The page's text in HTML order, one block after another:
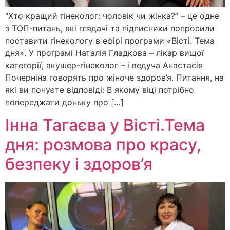
“Хто кращий гінеколог: чоловік чи жінка?” – це одне
з ТОП-питань, які глядачі та підписники попросили
поставити гінекологу в ефірі програми «Вісті. Тема
дня». У програмі Наталія Гладкова – лікар вищої
категорії, акушер-гінеколог – і ведуча Анастасія
Почерніна говорять про жіноче здоров’я. Питання, на
які ви почуєте відповіді: В якому віці потрібно
попереджати доньку про […]
Інна Тагаєва у Вісті.Тема
дня: розмова про красу,
безпеку і здоров’я